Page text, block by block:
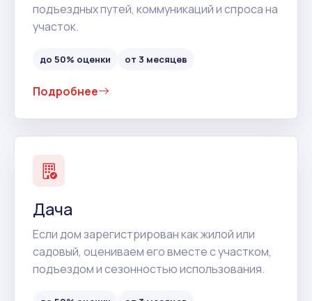
подъездных путей, коммуникаций и спроса на
участок.
до 50% оценки от 3 месяцев
Подробнее
Дача
Если дом зарегистрирован как жилой или
садовый, оцениваем его вместе с участком,
подъездом и сезонностью использования.